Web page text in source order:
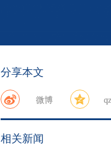
分享本文
微博
相关新闻